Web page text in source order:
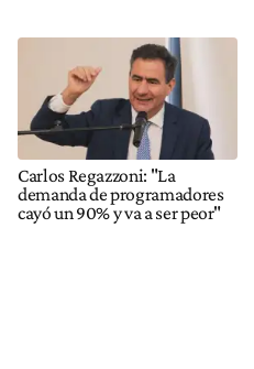
Carlos Regazzoni: "La
demanda de programadores
cayó un 90% y va a ser peor"